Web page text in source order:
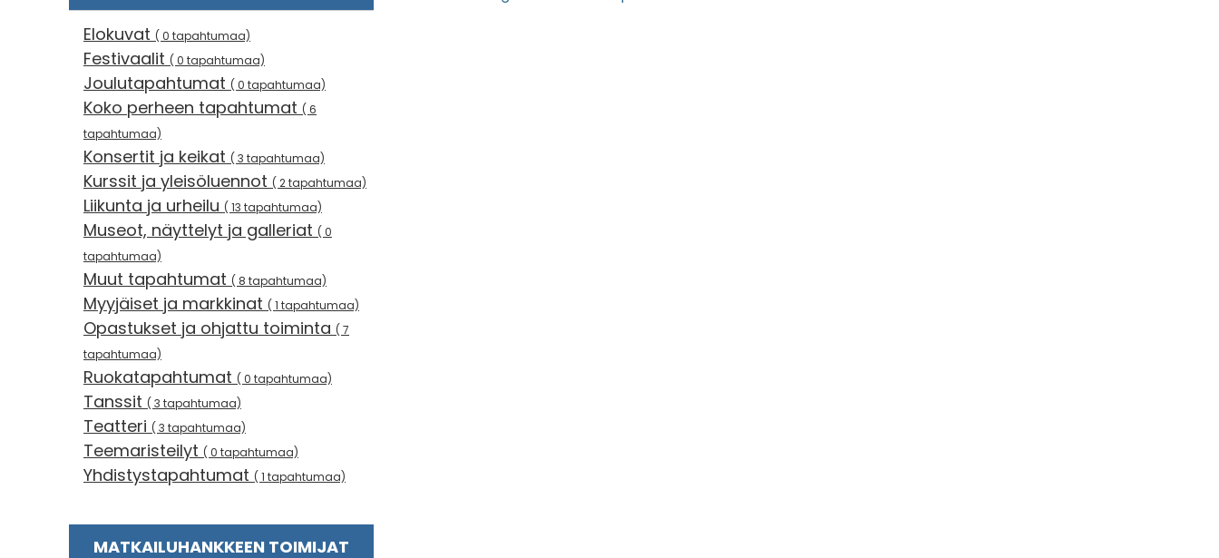
Elokuvat ( 0 tapahtumaa)
Festivaalit ( 0 tapahtumaa)
Joulutapahtumat ( 0 tapahtumaa)
Koko perheen tapahtumat ( 6
tapahtumaa)
Konsertit ja keikat ( 3 tapahtumaa)
Kurssit ja yleisöluennot ( 2 tapahtumaa)
Liikunta ja urheilu ( 13 tapahtumaa)
Museot, näyttelyt ja galleriat ( 0
tapahtumaa)
Muut tapahtumat ( 8 tapahtumaa)
Myyjäiset ja markkinat ( 1 tapahtumaa)
Opastukset ja ohjattu toiminta ( 7
tapahtumaa)
Ruokatapahtumat ( 0 tapahtumaa)
Tanssit ( 3 tapahtumaa)
Teatteri ( 3 tapahtumaa)
Teemaristeilyt ( 0 tapahtumaa)
Yhdistystapahtumat ( 1 tapahtumaa)
MATKAILUHANKKEEN TOIMIJAT